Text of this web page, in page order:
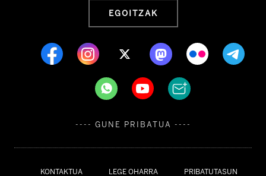
KONTAKTUA LEGE OHARRA PRIBATUTASUN
EGOITZAK
---- GUNE PRIBATUA ----